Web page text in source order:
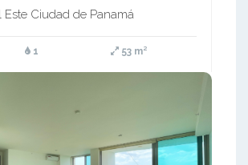
Este Ciudad de Panamá
1 53 m²